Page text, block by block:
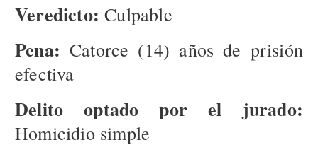
Veredicto:Culpable
Pena:Catorce (14) años de prisión
efectiva
Delito optado por el jurado:
Homicidio simple